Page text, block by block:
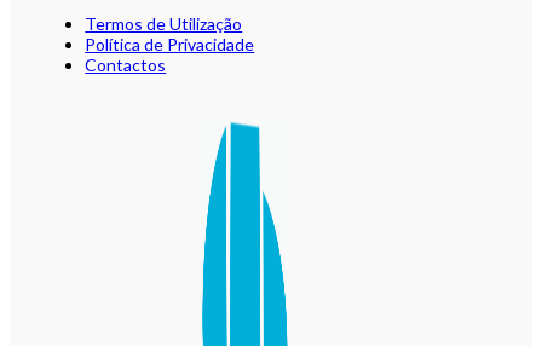
Termos de Utilização
Política de Privacidade
Contactos